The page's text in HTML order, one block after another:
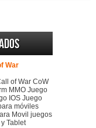
War
of War CoW
MMO Juego
IOS Juego
móviles
Movil juegos
Tablet